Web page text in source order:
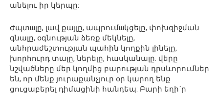
անելու իր կերպը:
Ժպտшլը, լավ քայլը, ապրումшկցելը, փոխզիջման
գնալը, օգնության ձեռք մեկնելը,
անհրաժեշտության պահին կողքին լինելը,
խորհուրդ տալը, ներելը, հասկանալը. վերը
նշվածները մեր կողմից բարության դրսևորումներ
են, որ մենք յուրաքանչյուր օր կարող ենք
ցուցաբերել դիմացինի հանդեպ: Բարի եղի´ր